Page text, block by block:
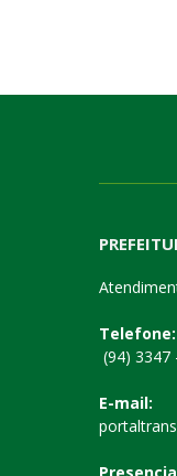
Telefone:
(94) 3347
E-mail: